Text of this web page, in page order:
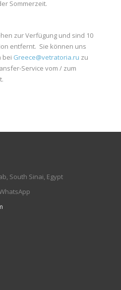
Sommerzeit.
zur Verfügung und sind 10
entfernt. Sie können uns
bei Greece@vetratoria.ru zu
Service vom / zum
South Sinai, Egypt